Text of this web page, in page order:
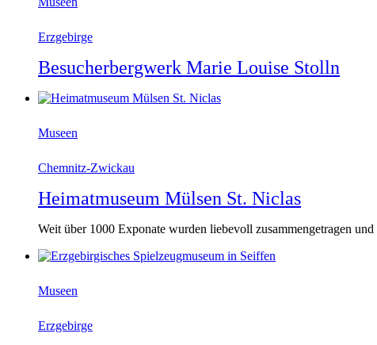
Erzgebirge
Besucherbergwerk Marie Louise Stolln
Museen
Chemnitz-Zwickau
Heimatmuseum Mülsen St. Niclas
Weit über 1000 Exponate wurden liebevoll zusammengetragen
Museen
Erzgebirge